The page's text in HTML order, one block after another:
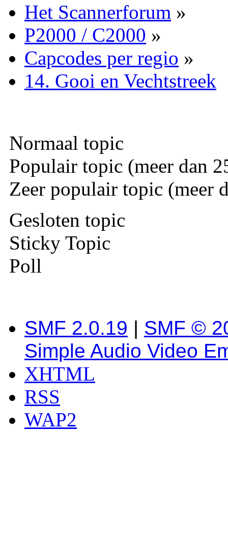
Het Scannerforum »
P2000 / C2000 »
Capcodes per regio »
14. Gooi en Vechtstreek
Normaal topic
Populair topic (meer dan
Zeer populair topic (meer
Gesloten topic
Sticky Topic
Poll
SMF 2.0.19 | SMF ©
Simple Audio Video
XHTML
RSS
WAP2